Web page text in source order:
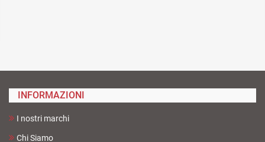
INFORMAZIONI
I nostri marchi
Chi Siamo